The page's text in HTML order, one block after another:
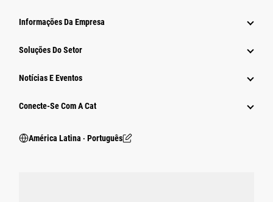
Informações Da Empresa
Soluções Do Setor
Notícias E Eventos
Conecte-Se Com A Cat
América Latina ‧ Português